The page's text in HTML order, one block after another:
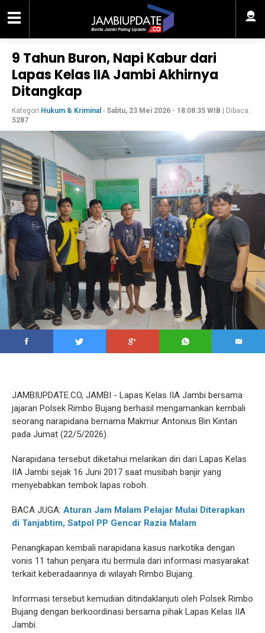
9 Tahun Buron, Napi Kabur dari
Lapas Kelas IIA Jambi Akhirnya
Ditangkap
Kategori Hukum & Kriminal - Sabtu, 23 Mei 2026 - 18:08:35 WIB | Dibaca:
5287
JAMBIUPDATE.CO, JAMBI - Lapas Kelas IIA Jambi bersama
jajaran Polsek Rimbo Bujang berhasil mengamankan kembali
seorang narapidana bernama Makmur Antonius Bin Kintan
pada Jumat (22/5/2026).
Narapidana tersebut diketahui melarikan diri dari Lapas Kelas
IIA Jambi sejak 16 Juni 2017 saat musibah banjir yang
menyebabkan tembok lapas roboh.
BACA JUGA: Aturan Jam Malam Pelajar Mulai Diterapkan
di Tanjabtim, Satpol PP Gencar Razia Malam
Penangkapan kembali narapidana kasus narkotika dengan
vonis 11 tahun penjara itu bermula dari informasi masyarakat
terkait keberadaannya di wilayah Rimbo Bujang.
Informasi tersebut kemudian ditindaklanjuti oleh Polsek Rimbo
Bujang dengan berkoordinasi bersama pihak Lapas Kelas IIA
Jambi.